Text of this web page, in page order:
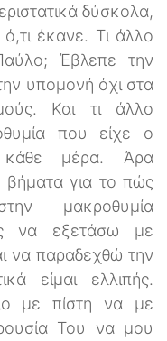
δύσκολα,
έκανε. Τι άλλο
Έβλεπε την
υπομονή όχι στα
Και τι άλλο
που είχε ο
μέρα. Άρα
βήματα για το πώς
μακροθυμία
να εξετάσω με
να παραδεχθώ την
είμαι ελλιπής.
με πίστη να με
Του να μου